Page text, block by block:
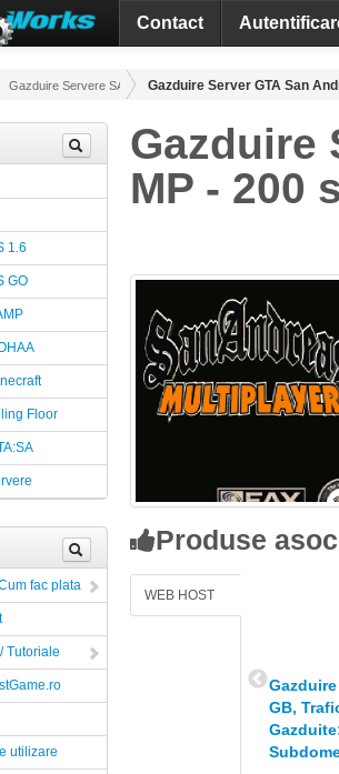
Contact
Gazduire Servere SAMP Gazduire Server GTA San
1.6
GO
Floor
fac plata
Tutoriale
utilizare
Gazduire
MP - 200
Produse
WEB HOST
Ultimate - Web Host (Spatiu:
Trafic lunar: 10 TB, Domenii
nelimitate)
GB,